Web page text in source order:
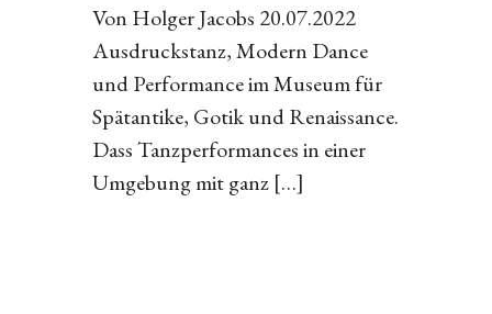
Von Holger Jacobs 20.07.2022
Ausdruckstanz, Modern Dance
und Performance im Museum für
Spätantike, Gotik und Renaissance.
Dass Tanzperformances in einer
Umgebung mit ganz […]